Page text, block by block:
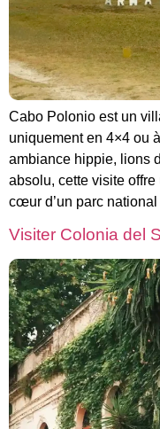
Cabo Polonio est un
uniquement en 4×4 ou
ambiance hippie, lions
absolu, cette visite
cœur d’un parc national
Visiter Colonia del